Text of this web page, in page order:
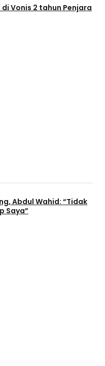
Vonis 2 tahun Penjara
Abdul Wahid: “Tidak
Saya”